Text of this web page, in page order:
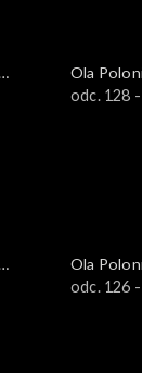
Ola
Brazylii i
odc. 128
Ola
Brazylii i
odc. 126